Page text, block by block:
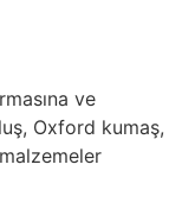
ve
Oxford kumaş,